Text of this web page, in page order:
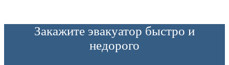
Закажите эвакуатор быстро и
недорого